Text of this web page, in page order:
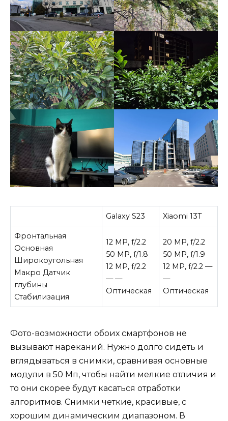
Galaxy S23 Xiaomi 13T
Фронтальная
Основная
Широкоугольная
Макро Датчик
глубины
Стабилизация
12 MP, f/2.2
50 MP, f/1.8
12 MP, f/2.2
— —
Оптическая
20 MP, f/2.2
50 MP, f/1.9
12 MP, f/2.2 —
—
Оптическая
Фото-возможности обоих смартфонов не
вызывают нареканий. Нужно долго сидеть и
вглядываться в снимки, сравнивая основные
модули в 50 Мп, чтобы найти мелкие отличия и
то они скорее будут касаться отработки
алгоритмов. Снимки четкие, красивые, с
хорошим динамическим диапазоном. В